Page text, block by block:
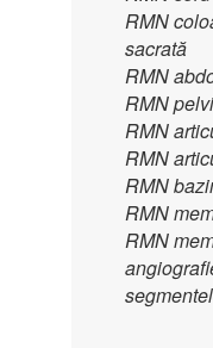
RMN
sacrată
RMN
RMN
RMN
RMN
RMN
RMN
RMN